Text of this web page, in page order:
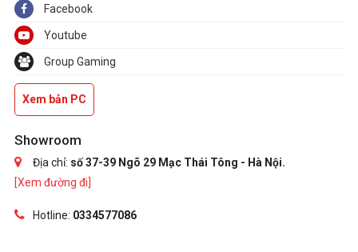
Facebook
Youtube
Group Gaming
Xem bản PC
Showroom
Địa chỉ: số 37-39 Ngõ 29 Mạc Thái Tông - Hà Nội.
[Xem đường đi]
Hotline: 0334577086